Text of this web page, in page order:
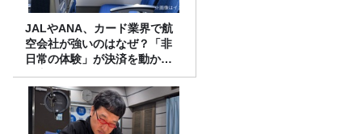
JALやANA、カード業界で航
空会社が強いのはなぜ？「非
日常の体験」が決済を動かす
理由